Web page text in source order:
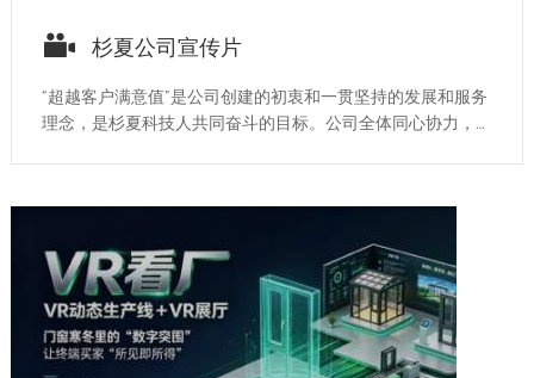
 杉夏公司宣传片
“超越客户满意值”是公司创建的初衷和一贯坚持的发展和服务
理念，是杉夏科技人共同奋斗的目标。公司全体同心协力，以